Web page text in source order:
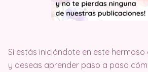
Si estás iniciándote en este
y deseas aprender paso a paso